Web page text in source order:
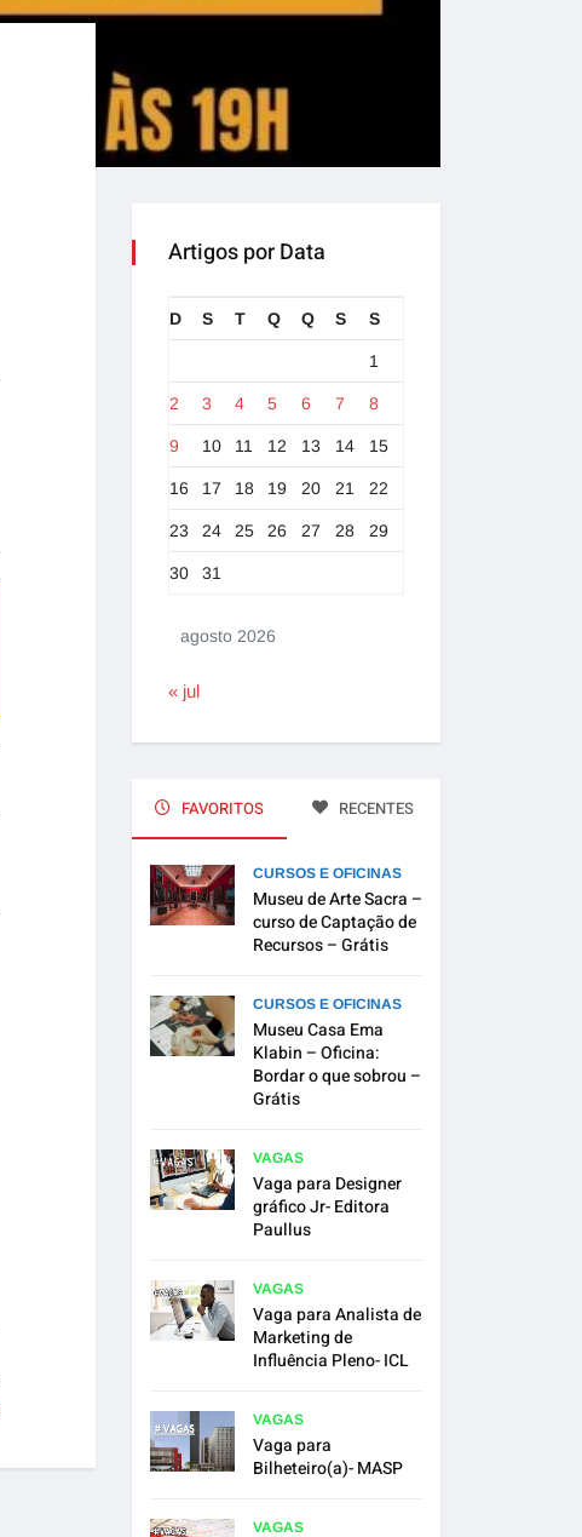
Artigos por Data
agosto 2026
D S T Q Q S S
1
2 3 4 5 6 7 8
9 10 11 12 13 14 15
16 17 18 19 20 21 22
23 24 25 26 27 28 29
30 31
« jul
FAVORITOS RECENTES
CURSOS E OFICINAS
Museu de Arte Sacra –
curso de Captação de
Recursos – Grátis
CURSOS E OFICINAS
Museu Casa Ema
Klabin – Oficina:
Bordar o que sobrou –
Grátis
VAGAS
Vaga para Designer
gráfico Jr- Editora
Paullus
VAGAS
Vaga para Analista de
Marketing de
Influência Pleno- ICL
VAGAS
Vaga para
Bilheteiro(a)- MASP
VAGAS